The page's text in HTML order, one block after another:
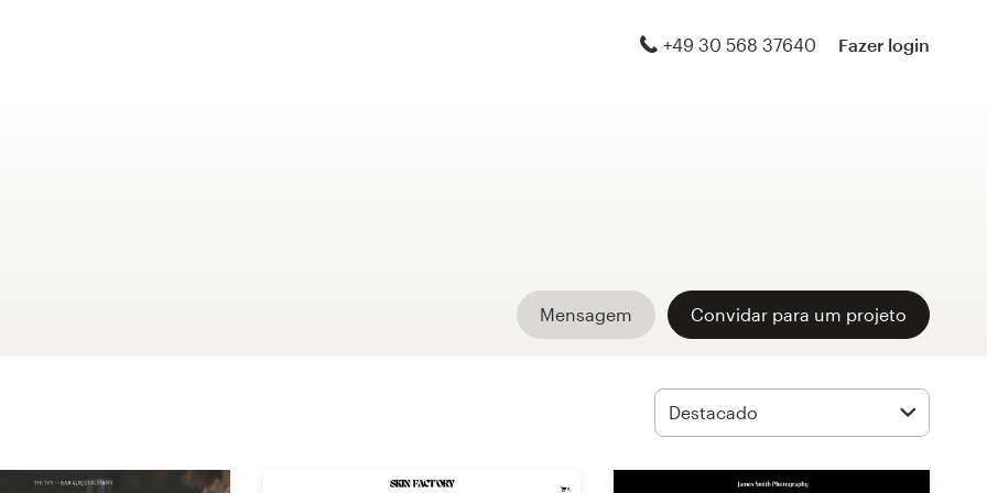
+49 30 568 37640 Fazer login
Mensagem Convidar para um projeto